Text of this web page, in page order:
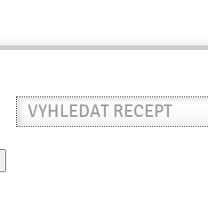
Vyhledat
recept